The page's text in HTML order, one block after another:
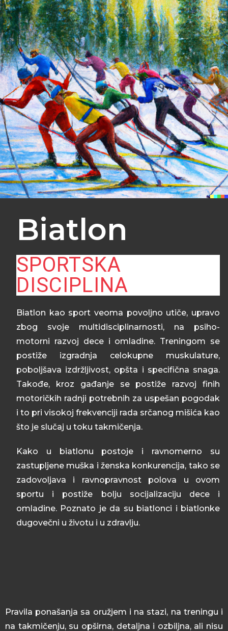
Biatlon
SPORTSKA
DISCIPLINA
Biatlon kao sport veoma povoljno utiče, upravo
zbog svoje multidisciplinarnosti, na psiho-
motorni razvoj dece i omladine. Treningom se
postiže izgradnja celokupne muskulature,
poboljšava izdržljivost, opšta i specifična snaga.
Takođe, kroz gađanje se postiže razvoj finih
motoričkih radnji potrebnih za uspešan pogodak
i to pri visokoj frekvenciji rada srčanog mišića kao
što je slučaj u toku takmičenja.
Kako u biatlonu postoje i ravnomerno su
zastupljene muška i ženska konkurencija, tako se
zadovoljava i ravnopravnost polova u ovom
sportu i postiže bolju socijalizaciju dece i
omladine. Poznato je da su biatlonci i biatlonke
dugovečni u životu i u zdravlju.
Pravila ponašanja sa oružjem i na stazi, na treningu i
na takmičenju, su opširna, detaljna i ozbiljna, ali nisu